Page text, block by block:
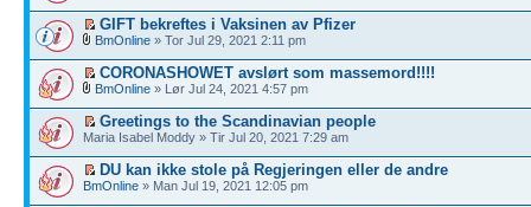
GIFT bekreftes i Vaksinen av Pfizer
BmOnline » Tor Jul 29, 2021 2:11 pm
CORONASHOWET avslørt som massemord!!!!
BmOnline » Lør Jul 24, 2021 4:57 pm
Greetings to the Scandinavian people
Maria Isabel Moddy » Tir Jul 20, 2021 7:29 am
DU kan ikke stole på Regjeringen eller de andre
BmOnline » Man Jul 19, 2021 12:05 pm